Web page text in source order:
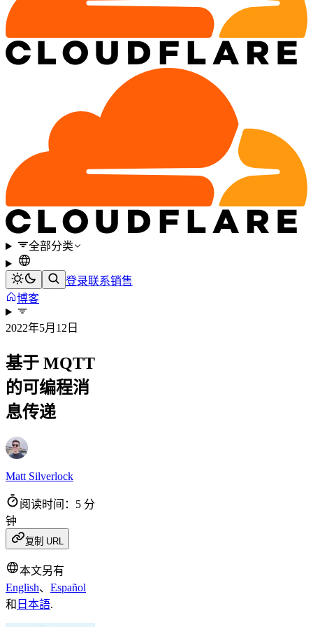
全部分类
登录联系销售
博客
2022年5月12日
基于 MQTT
的可编程消
息传递
Matt Silverlock
阅读时间：5 分
钟
复制 URL
本文另有
English、 Español
和 日本語.